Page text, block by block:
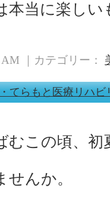
本当に楽しい
｜カテゴリー：
てらもと医療リハビ
むこの頃、
んか。